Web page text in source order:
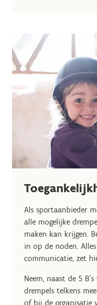
Als sportaanbieder
alle mogelijke
maken kan krijgen.
in op de noden.
communicatie, zet
Neem, naast de 5
drempels telkens
of bij de organisatie